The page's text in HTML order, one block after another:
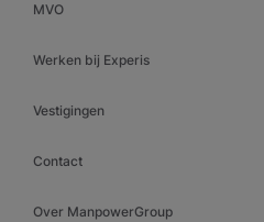
MVO
Werken bij Experis
Vestigingen
Contact
Over ManpowerGroup